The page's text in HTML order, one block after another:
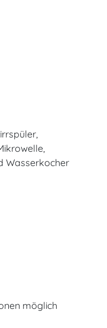
Wasserkocher
möglich